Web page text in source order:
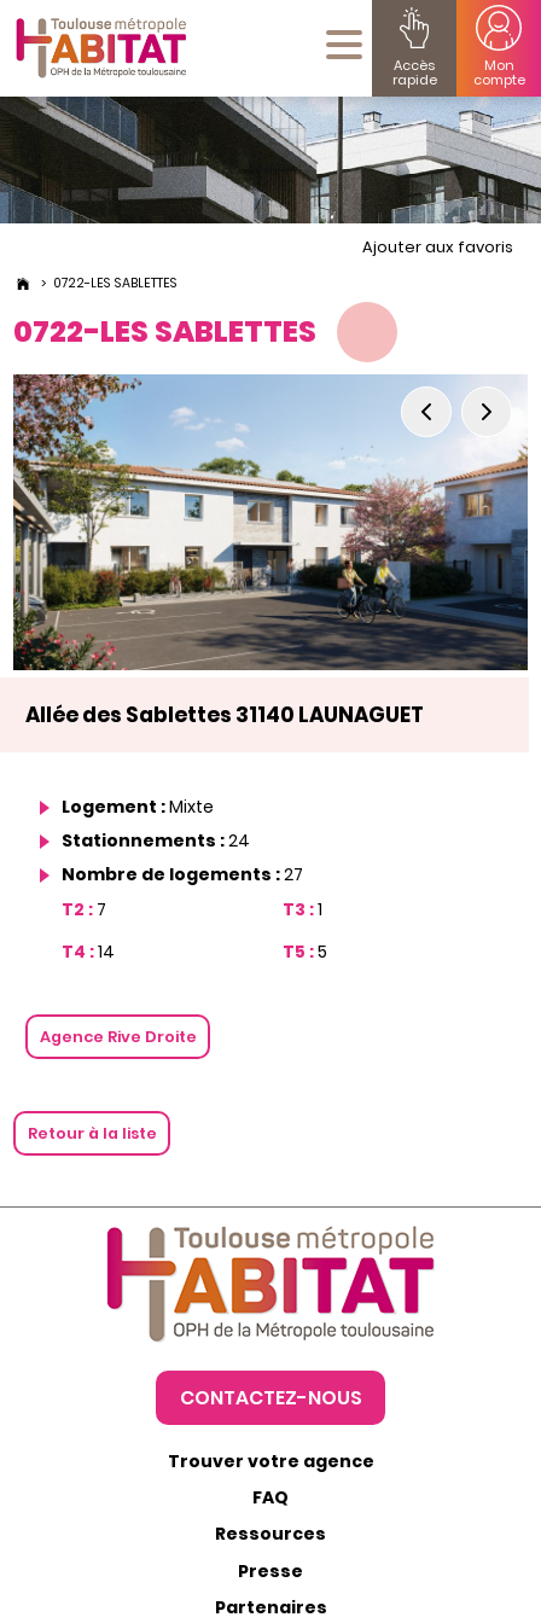
Accès
rapide
Mon
compte
0722-LES SABLETTES
Ajouter aux favoris
0722-LES SABLETTES
Allée des Sablettes 31140 LAUNAGUET
Logement :Mixte
Stationnements :24
Nombre de logements :27
T2 : 7 T3 :1
T4 :14 T5 :5
Agence Rive Droite
Retour à la liste
CONTACTEZ-NOUS
Trouver votre agence
FAQ
Ressources
Presse
Partenaires